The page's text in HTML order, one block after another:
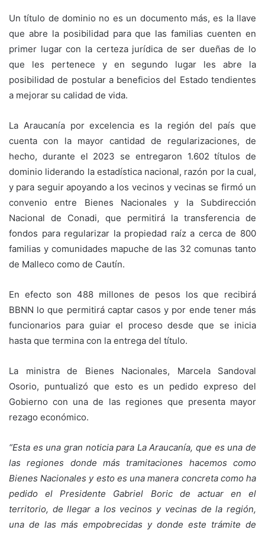
Un título de dominio no es un documento más, es la llave
que abre la posibilidad para que las familias cuenten en
primer lugar con la certeza jurídica de ser dueñas de lo
que les pertenece y en segundo lugar les abre la
posibilidad de postular a beneficios del Estado tendientes
a mejorar su calidad de vida.
La Araucanía por excelencia es la región del país que
cuenta con la mayor cantidad de regularizaciones, de
hecho, durante el 2023 se entregaron 1.602 títulos de
dominio liderando la estadística nacional, razón por la cual,
y para seguir apoyando a los vecinos y vecinas se firmó un
convenio entre Bienes Nacionales y la Subdirección
Nacional de Conadi, que permitirá la transferencia de
fondos para regularizar la propiedad raíz a cerca de 800
familias y comunidades mapuche de las 32 comunas tanto
de Malleco como de Cautín.
En efecto son 488 millones de pesos los que recibirá
BBNN lo que permitirá captar casos y por ende tener más
funcionarios para guiar el proceso desde que se inicia
hasta que termina con la entrega del título.
La ministra de Bienes Nacionales, Marcela Sandoval
Osorio, puntualizó que esto es un pedido expreso del
Gobierno con una de las regiones que presenta mayor
rezago económico.
“Esta es una gran noticia para La Araucanía, que es una de
las regiones donde más tramitaciones hacemos como
Bienes Nacionales y esto es una manera concreta como ha
pedido el Presidente Gabriel Boric de actuar en el
territorio, de llegar a los vecinos y vecinas de la región,
una de las más empobrecidas y donde este trámite de